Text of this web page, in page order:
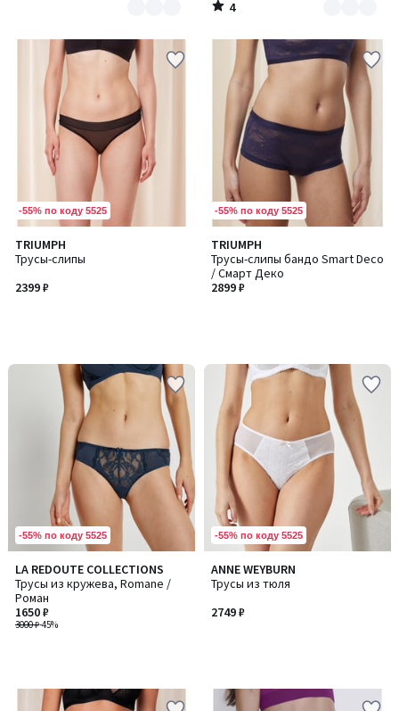
4
/
-55% по коду 5525
TRIUMPH
Трусы-слипы
2399 ₽
-55% по коду 5525
TRIUMPH
Трусы-слипы бандо Smart Deco
/ Смарт Деко
2899 ₽
-55% по коду 5525
LA REDOUTE COLLECTIONS
Трусы из кружева, Romane /
Роман
3000 ₽-45%
1650 ₽
-55% по коду 5525
ANNE WEYBURN
Трусы из тюля
2749 ₽